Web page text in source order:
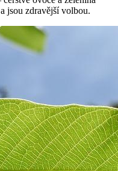
jsou zdravější volbou.